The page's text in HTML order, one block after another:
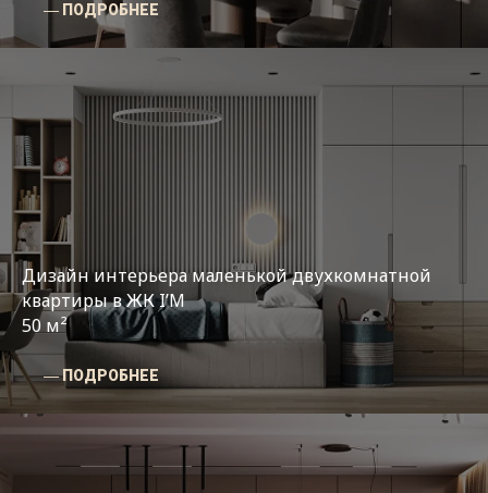
― ПОДРОБНЕЕ
Дизайн интерьера маленькой двухкомнатной
квартиры в ЖК I’M
50 м²
― ПОДРОБНЕЕ